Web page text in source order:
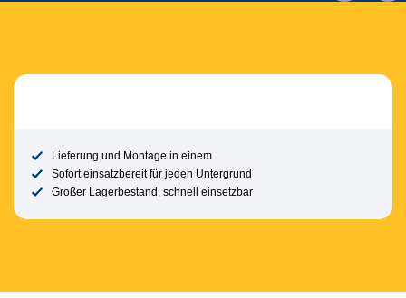
Lieferung und Montage in einem
Sofort einsatzbereit für jeden Untergrund
Großer Lagerbestand, schnell einsetzbar